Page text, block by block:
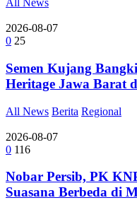
All News
2026-08-07
0 25
Semen Kujang
Heritage Jawa Barat
All News Berita Regional
2026-08-07
0 116
Nobar Persib, PK
Suasana Berbeda di